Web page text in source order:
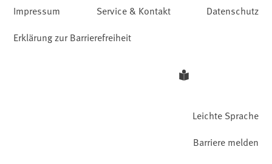
Impressum Service & Kontakt
Datenschutz
Erklärung zur Barrierefreiheit
Leichte Sprache
Barriere melden